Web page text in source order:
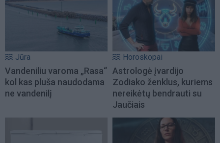
Jūra
Vandeniliu varoma „Rasa“
kol kas pluša naudodama
ne vandenilį
Horoskopai
Astrologė įvardijo
Zodiako ženklus, kuriems
nereikėtų bendrauti su
Jaučiais